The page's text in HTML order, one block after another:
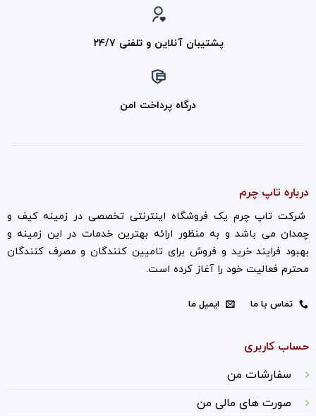
پشتیبان آنلاین و تلفنی ۲۴/۷
درگاه پرداخت امن
درباره تاپ چرم
شرکت تاپ چرم یک فروشگاه اینترنتی تخصصی در زمینه کیف و
چمدان می باشد و به منظور ارائه بهترین خدمات در این زمینه و
بهبود فرایند خرید و فروش برای تامیین کنندگان و مصرف کنندگان
محترم فعالیت خود را آغاز کرده است.
تماس با ما ایمیل ما
حساب کاربری
سفارشات من
صورت های مالی من